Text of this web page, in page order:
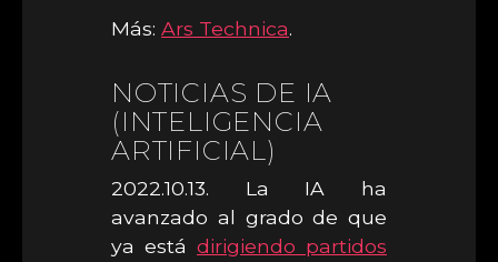
Más: Ars Technica.
NOTICIAS DE IA
(INTELIGENCIA
ARTIFICIAL)
2022.10.13. La IA ha
avanzado al grado de que
ya está dirigiendo partidos